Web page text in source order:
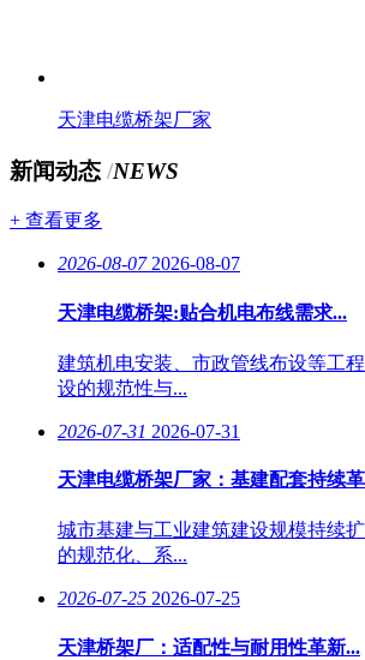
天津电缆桥架厂家
新闻动态 /NEWS
+ 查看更多
2026-08-07 2026-08-07
天津电缆桥架:贴合机电布线需求...
建筑机电安装、市政管线布设等工
设的规范性与...
2026-07-31 2026-07-31
天津电缆桥架厂家：基建配套持续
城市基建与工业建筑建设规模持续
的规范化、系...
2026-07-25 2026-07-25
天津桥架厂：适配性与耐用性革新...